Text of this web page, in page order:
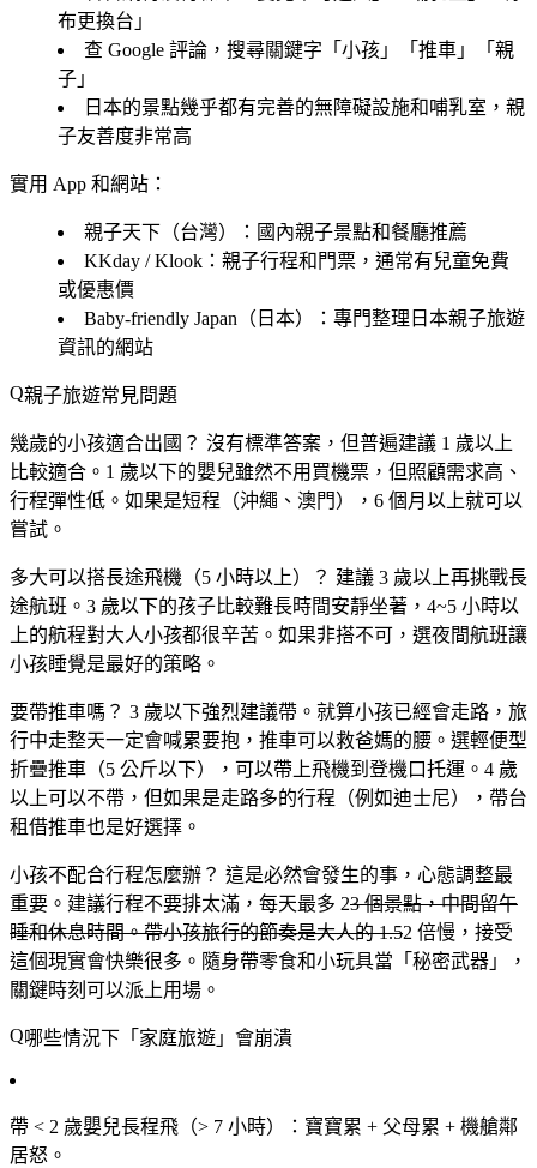
布更換台」
查 Google 評論，搜尋關鍵字「小孩」「推車」「親
子」
日本的景點幾乎都有完善的無障礙設施和哺乳室，親
子友善度非常高
實用 App 和網站：
親子天下 （台灣）：國內親子景點和餐廳推薦
KKday / Klook ：親子行程和門票，通常有兒童免費
或優惠價
Baby-friendly Japan （日本）：專門整理日本親子旅遊
資訊的網站
親子旅遊常見問題
幾歲的小孩適合出國？ 沒有標準答案，但普遍建議 1 歲以上
比較適合。1 歲以下的嬰兒雖然不用買機票，但照顧需求高、
行程彈性低。如果是短程（沖繩、澳門），6 個月以上就可以
嘗試。
多大可以搭長途飛機（5 小時以上）？ 建議 3 歲以上再挑戰長
途航班。3 歲以下的孩子比較難長時間安靜坐著，4~5 小時以
上的航程對大人小孩都很辛苦。如果非搭不可，選夜間航班讓
小孩睡覺是最好的策略。
要帶推車嗎？ 3 歲以下強烈建議帶。就算小孩已經會走路，旅
行中走整天一定會喊累要抱，推車可以救爸媽的腰。選輕便型
折疊推車（5 公斤以下），可以帶上飛機到登機口托運。4 歲
以上可以不帶，但如果是走路多的行程（例如迪士尼），帶台
租借推車也是好選擇。
小孩不配合行程怎麼辦？ 這是必然會發生的事，心態調整最
重要。建議行程不要排太滿，每天最多 23 個景點，中間留午
睡和休息時間。帶小孩旅行的節奏是大人的 1.52 倍慢，接受
這個現實會快樂很多。隨身帶零食和小玩具當「秘密武器」，
關鍵時刻可以派上用場。
哪些情況下「家庭旅遊」會崩潰
帶 < 2 歲嬰兒長程飛（> 7 小時）
：寶寶累 + 父母累 + 機艙鄰
居怒。